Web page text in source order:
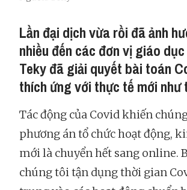
Lần đại dịch vừa rồi đã ảnh
nhiều đến các đơn vị giáo
Teky đã giải quyết bài toán
thích ứng với thực tế mới như
Tác động của Covid khiến
phương án tổ chức hoạt động,
mới là chuyển hết sang online.
chúng tôi tận dụng thời gian